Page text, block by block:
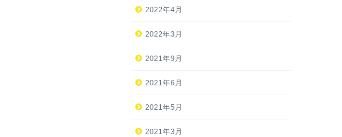
2022年4月
2022年3月
2021年9月
2021年6月
2021年5月
2021年3月